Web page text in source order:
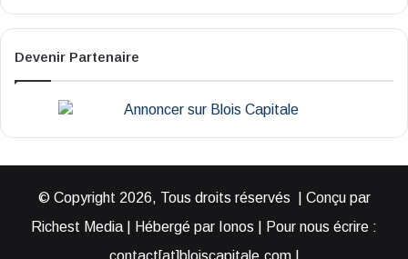
Devenir Partenaire
© Copyright 2026, Tous droits réservés | Conçu par
Richest Media | Hébergé par Ionos | Pour nous écrire :
contact[at]bloiscapitale.com |